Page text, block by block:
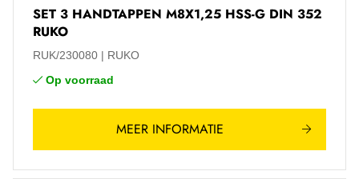
SET 3 HANDTAPPEN M8X1,25 HSS-G DIN 352
RUKO
RUK/230080
RUKO
Op voorraad
MEER INFORMATIE